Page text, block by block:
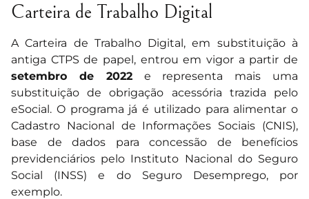
Carteira de Trabalho Digital
A Carteira de Trabalho Digital, em substituição à
antiga CTPS de papel, entrou em vigor a partir de
setembro de 2022e representa mais uma
substituição de obrigação acessória trazida pelo
eSocial. O programa já é utilizado para alimentar o
Cadastro Nacional de Informações Sociais (CNIS),
base de dados para concessão de benefícios
previdenciários pelo Instituto Nacional do Seguro
Social (INSS) e do Seguro Desemprego, por
exemplo.